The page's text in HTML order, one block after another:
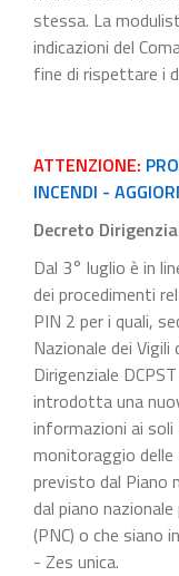
stessa. La
indicazioni del
fine di rispettare i
ATTENZIONE:
INCENDI -
Decreto
Dal 3° luglio è in
dei procedimenti
PIN 2 per i quali,
Nazionale dei
Dirigenziale
introdotta una
informazioni ai
monitoraggio
previsto dal Piano
dal piano
(PNC) o che siano
- Zes unica.